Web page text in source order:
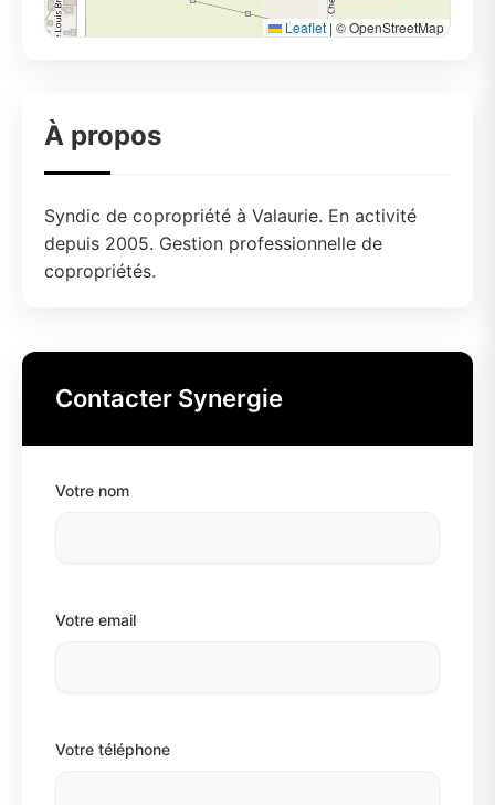
Leaflet | © OpenStreetMap
À propos
Syndic de copropriété à Valaurie. En activité
depuis 2005. Gestion professionnelle de
copropriétés.
Contacter Synergie
Votre nom
Votre email
Votre téléphone